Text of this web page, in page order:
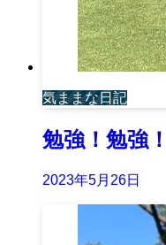
気ままな日記
勉強！勉強！
2023年5月26日